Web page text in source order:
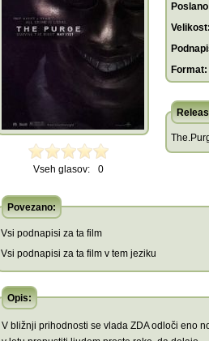
Vseh glasov: 0
Format:
Povezano:
Vsi podnapisi za ta film
Vsi podnapisi za ta film v tem jeziku
Opis:
V bližnji prihodnosti se vlada ZDA odloči eno